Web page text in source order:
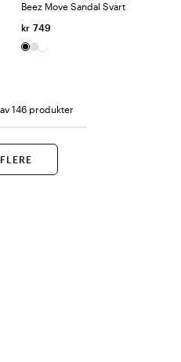
Beez Move Sandal Svart
kr 749
146 produkter